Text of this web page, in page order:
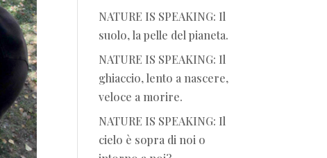
NATURE IS SPEAKING: Il
suolo, la pelle del pianeta.
NATURE IS SPEAKING: Il
ghiaccio, lento a nascere,
veloce a morire.
NATURE IS SPEAKING: Il
cielo è sopra di noi o